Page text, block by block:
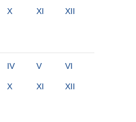
X XI XII
IV V VI
X XI XII